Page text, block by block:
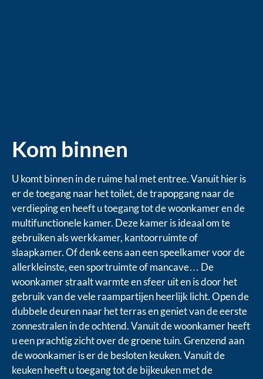
Kom binnen
U komt binnen in de ruime hal met entree. Vanuit hier is
er de toegang naar het toilet, de trapopgang naar de
verdieping en heeft u toegang tot de woonkamer en de
multifunctionele kamer. Deze kamer is ideaal om te
gebruiken als werkkamer, kantoorruimte of
slaapkamer. Of denk eens aan een speelkamer voor de
allerkleinste, een sportruimte of mancave… De
woonkamer straalt warmte en sfeer uit en is door het
gebruik van de vele raampartijen heerlijk licht. Open de
dubbele deuren naar het terras en geniet van de eerste
zonnestralen in de ochtend. Vanuit de woonkamer heeft
u een prachtig zicht over de groene tuin. Grenzend aan
de woonkamer is er de besloten keuken. Vanuit de
keuken heeft u toegang tot de bijkeuken met de